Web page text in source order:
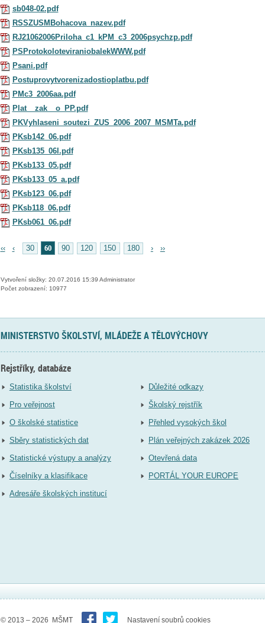
sb048-02.pdf
RSSZUSMBohacova_nazev.pdf
RJ21062006Priloha_c1_kPM_c3_2006psychzp.pdf
PSProtokoloteviraniobalekWWW.pdf
Psani.pdf
Postuprovytvorenizadostioplatbu.pdf
PMc3_2006aa.pdf
Plat__zak__o_PP.pdf
PKVyhlaseni_soutezi_ZUS_2006_2007_MSMTa.pdf
PKsb142_06.pdf
PKsb135_06l.pdf
PKsb133_05.pdf
PKsb133_05_a.pdf
PKsb123_06.pdf
PKsb118_06.pdf
PKsb061_06.pdf
‹‹ ‹ 30 60 90 120 150 180 › ››
Vytvoření složky: 20.07.2016 15:39 Administrator
Počet zobrazení: 10977
MINISTERSTVO ŠKOLSTVÍ, MLÁDEŽE A TĚLOVÝCHOVY
Rejstříky, databáze
Statistika školství
Pro veřejnost
O školské statistice
Sběry statistických dat
Statistické výstupy a analýzy
Číselníky a klasifikace
Adresáře školských institucí
Důležité odkazy
Školský rejstřík
Přehled vysokých škol
Plán veřejných zakázek 2026
Otevřená data
PORTÁL YOUR EUROPE
© 2013 – 2026 MŠMT Nastavení soubrů cookies